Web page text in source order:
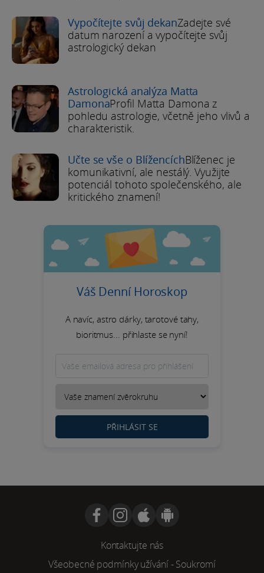
Vypočítejte svůj dekanZadejte své
datum narození a vypočítejte svůj
astrologický dekan
Astrologická analýza Matta
DamonaProfil Matta Damona z
pohledu astrologie, včetně jeho vlivů a
charakteristik.
Učte se vše o BlížencíchBlíženec je
komunikativní, ale nestálý. Využijte
potenciál tohoto společenského, ale
kritického znamení!
Váš Denní Horoskop
A navíc, astro dárky, tarotové tahy,
bioritmus... přihlaste se nyní!
PŘIHLÁSIT SE
Kontaktujte nás
Všeobecné podmínky užívání-Soukromí